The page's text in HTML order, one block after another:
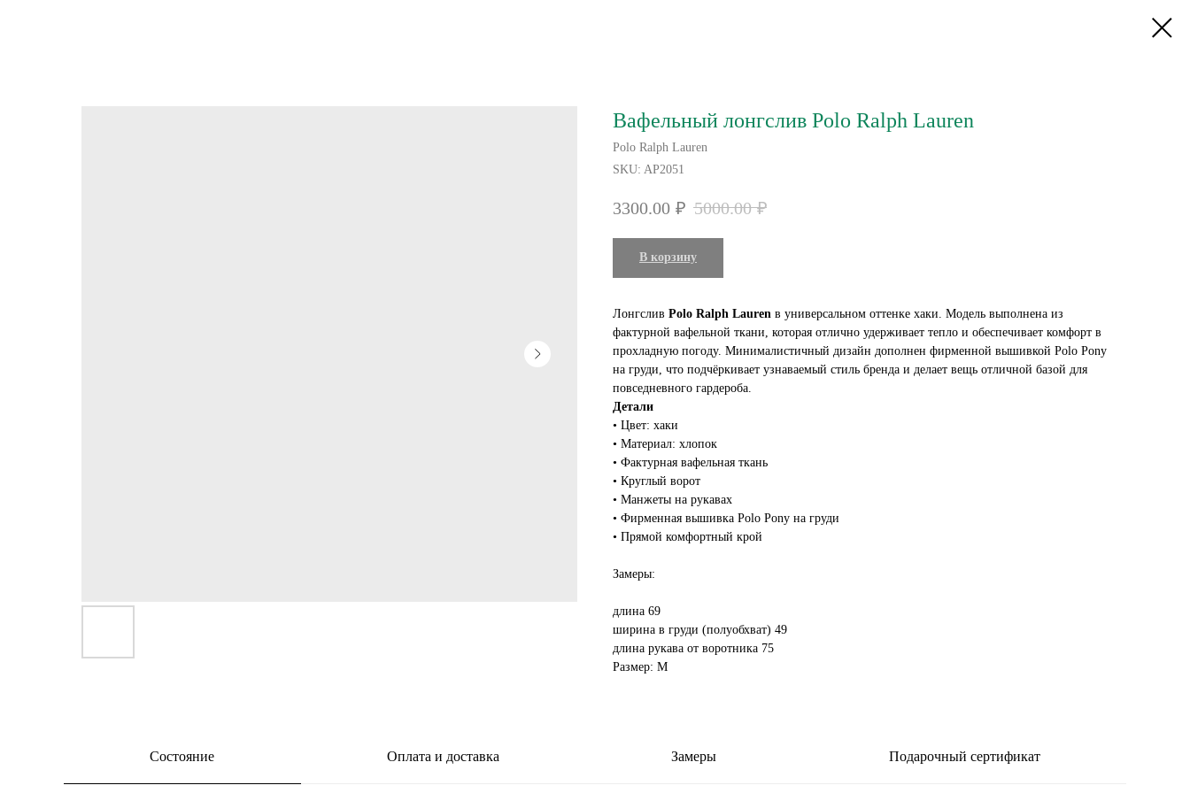
Вафельный лонгслив Polo Ralph Lauren
Polo Ralph Lauren
SKU: AP2051
3300.00 ₽ 5000.00 ₽
В корзину
Лонгслив Polo Ralph Lauren в универсальном оттенке хаки. Модель выполнена из
фактурной вафельной ткани, которая отлично удерживает тепло и обеспечивает комфорт в
прохладную погоду. Минималистичный дизайн дополнен фирменной вышивкой Polo Pony
на груди, что подчёркивает узнаваемый стиль бренда и делает вещь отличной базой для
повседневного гардероба.
Детали
• Цвет: хаки
• Материал: хлопок
• Фактурная вафельная ткань
• Круглый ворот
• Манжеты на рукавах
• Фирменная вышивка Polo Pony на груди
• Прямой комфортный крой
Замеры:
длина 69
ширина в груди (полуобхват) 49
длина рукава от воротника 75
Размер: M
Состояние Оплата и доставка Замеры Подарочный сертификат